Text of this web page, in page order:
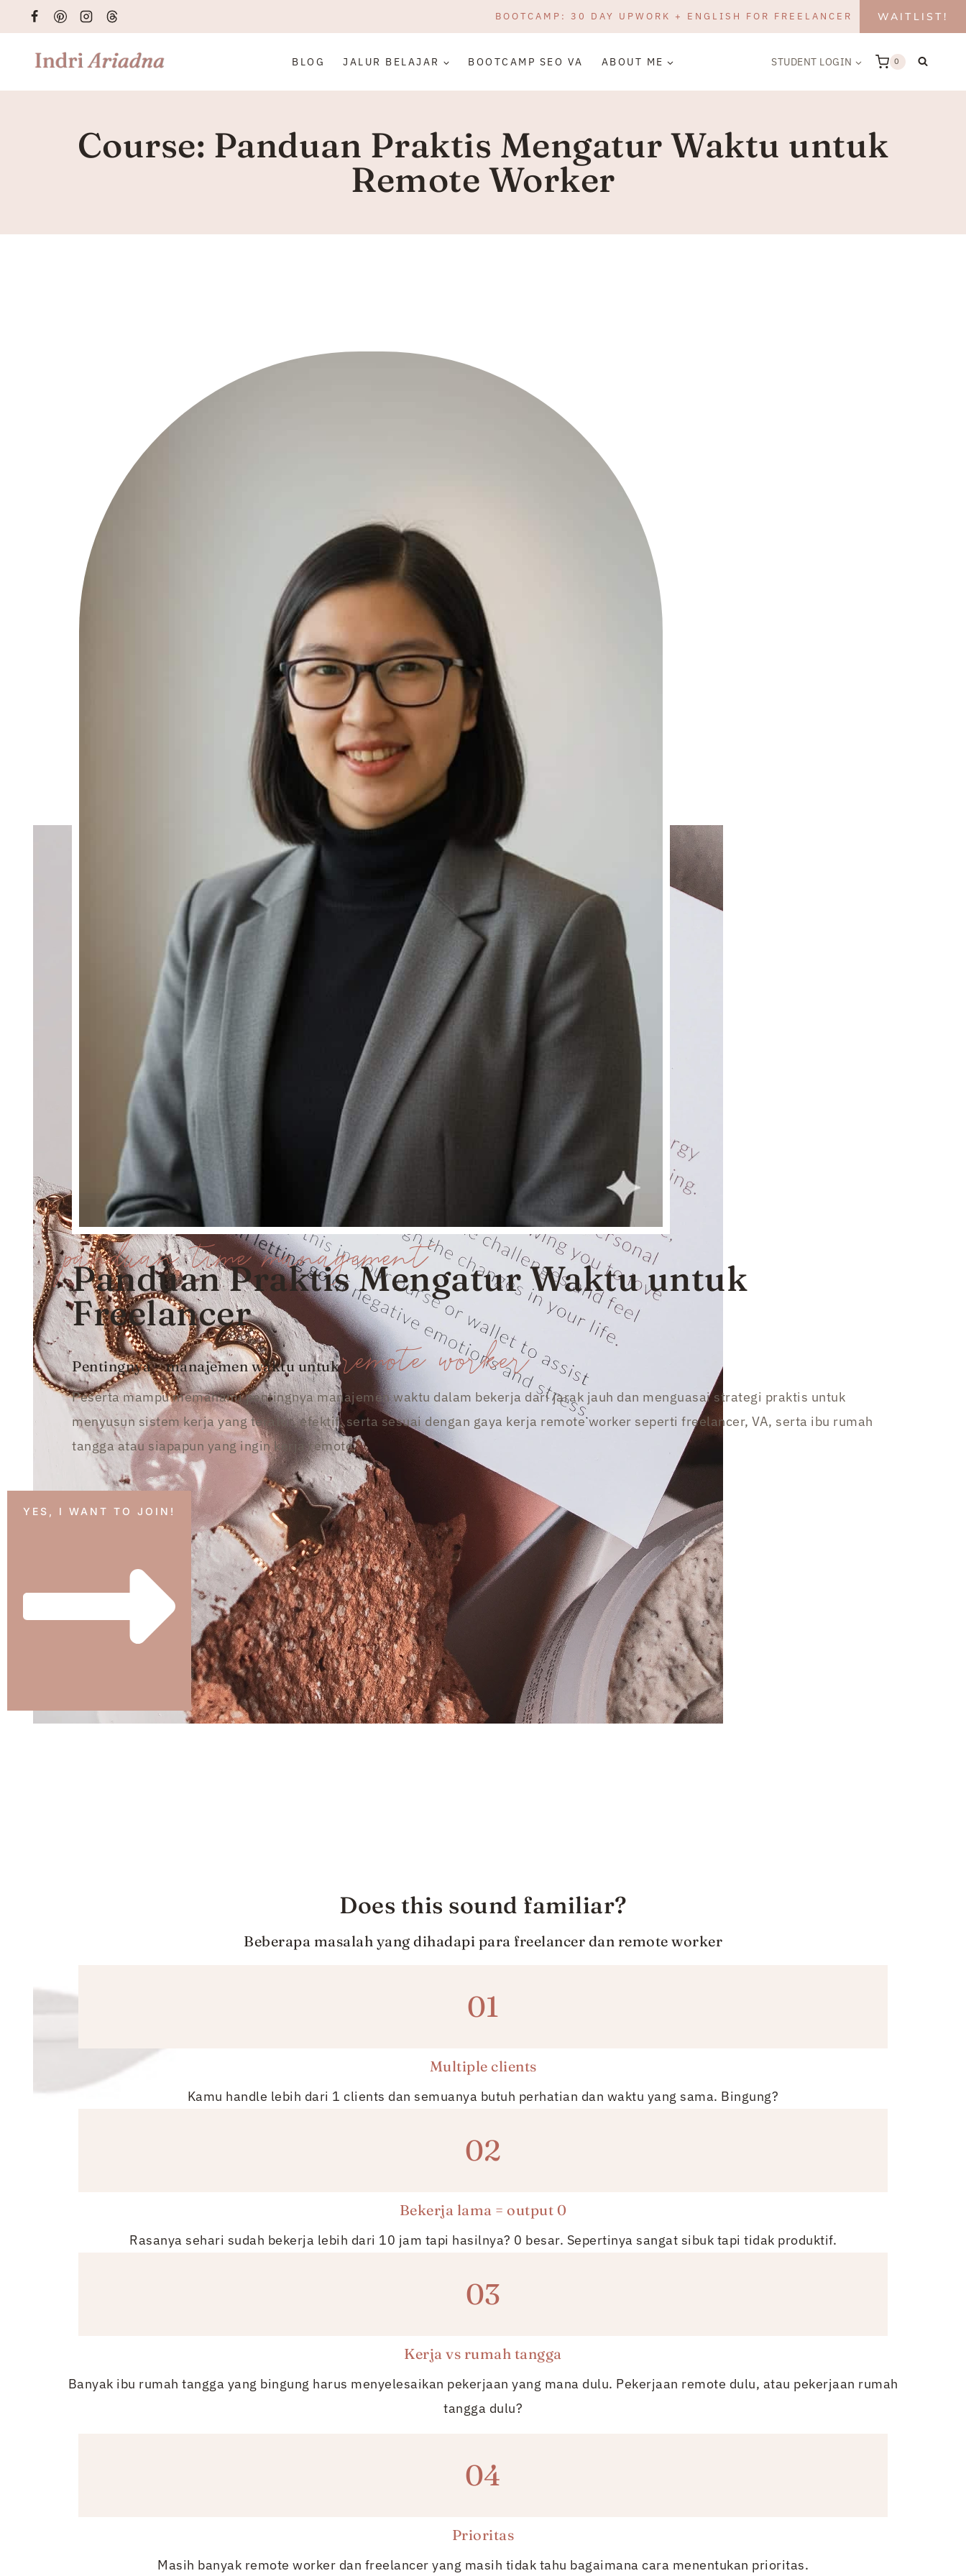
to
content
BOOTCAMP: 30 DAY UPWORK + ENGLISH FOR FREELANCER WAITLIST!
BLOG JALUR BELAJAR BOOTCAMP SEO VA ABOUT ME STUDENT LOGIN 0
Course: Panduan Praktis Mengatur Waktu untuk
Remote Worker
panduan time management
Panduan Praktis Mengatur Waktu untuk
Freelancer
Pentingnya manajemen waktu untukremote worker
Peserta mampu memahami pentingnya manajemen waktu dalam bekerja dari jarak jauh dan menguasai strategi praktis untuk
menyusun sistem kerja yang teratur, efektif, serta sesuai dengan gaya kerja remote worker seperti freelancer, VA, serta ibu rumah
tangga atau siapapun yang ingin kerja remote.
YES, I WANT TO JOIN!
Does this sound familiar?
Beberapa masalah yang dihadapi para freelancer dan remote worker
01
Multiple clients
Kamu handle lebih dari 1 clients dan semuanya butuh perhatian dan waktu yang sama. Bingung?
02
Bekerja lama = output 0
Rasanya sehari sudah bekerja lebih dari 10 jam tapi hasilnya? 0 besar. Sepertinya sangat sibuk tapi tidak produktif.
03
Kerja vs rumah tangga
Banyak ibu rumah tangga yang bingung harus menyelesaikan pekerjaan yang mana dulu. Pekerjaan remote dulu, atau pekerjaan rumah
tangga dulu?
04
Prioritas
Masih banyak remote worker dan freelancer yang masih tidak tahu bagaimana cara menentukan prioritas.